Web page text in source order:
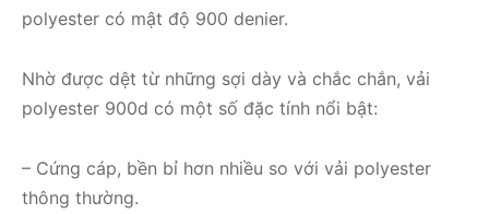
polyester có mật độ 900 denier.
Nhờ được dệt từ những sợi dày và chắc chắn, vải
polyester 900d có một số đặc tính nổi bật:
– Cứng cáp, bền bỉ hơn nhiều so với vải polyester
thông thường.